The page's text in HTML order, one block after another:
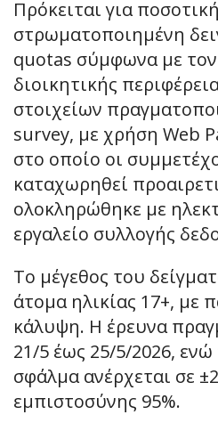
Πρόκειται για
στρωματοποιημένη
quotas σύμφωνα με
διοικητικής
στοιχείων
survey, με χρήση Web
στο οποίο οι
καταχωρηθεί
ολοκληρώθηκε με
εργαλείο συλλογής
Το μέγεθος του
άτομα ηλικίας 17+, με
κάλυψη. Η έρευνα
21/5 έως 25/5/2026, ενώ
σφάλμα ανέρχεται σε
εμπιστοσύνης 95%.